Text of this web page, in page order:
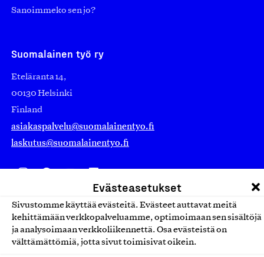
Evästeasetukset
Sivustomme käyttää evästeitä. Evästeet auttavat meitä
kehittämään verkkopalveluamme, optimoimaan sen sisältöjä
ja analysoimaan verkkoliikennettä. Osa evästeistä on
välttämättömiä, jotta sivut toimisivat oikein.
Sanoimmeko sen jo?
Suomalainen työ ry
Eteläranta 14,
00130 Helsinki
Finland
asiakaspalvelu@suomalainentyo.fi
laskutus@suomalainentyo.fi
Avainlippu